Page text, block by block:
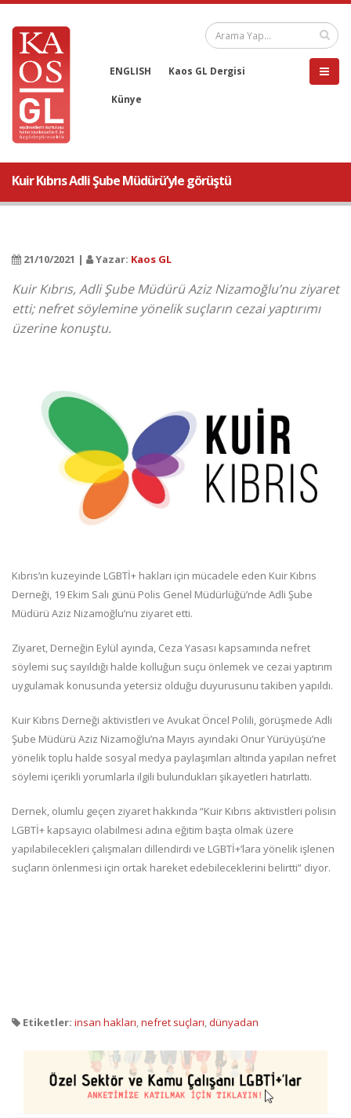
ENGLISH Kaos GL Dergisi
Künye
Kuir Kıbrıs Adli Şube Müdürü’yle görüştü
21/10/2021 | Yazar: Kaos GL
Kuir Kıbrıs, Adli Şube Müdürü Aziz Nizamoğlu’nu ziyaret
etti; nefret söylemine yönelik suçların cezai yaptırımı
üzerine konuştu.
Kıbrıs’ın kuzeyinde LGBTİ+ hakları için mücadele eden Kuir Kıbrıs
Derneği, 19 Ekim Salı günü Polis Genel Müdürlüğü’nde Adli Şube
Müdürü Aziz Nizamoğlu’nu ziyaret etti.
Ziyaret, Derneğin Eylül ayında, Ceza Yasası kapsamında nefret
söylemi suç sayıldığı halde kolluğun suçu önlemek ve cezai yaptırım
uygulamak konusunda yetersiz olduğu duyurusunu takiben yapıldı.
Kuir Kıbrıs Derneği aktivistleri ve Avukat Öncel Polili, görüşmede Adli
Şube Müdürü Aziz Nizamoğlu’na Mayıs ayındaki Onur Yürüyüşü’ne
yönelik toplu halde sosyal medya paylaşımları altında yapılan nefret
söylemi içerikli yorumlarla ilgili bulundukları şikayetleri hatırlattı.
Dernek, olumlu geçen ziyaret hakkında “Kuir Kıbrıs aktivistleri polisin
LGBTİ+ kapsayıcı olabilmesi adına eğitim başta olmak üzere
yapılabilecekleri çalışmaları dillendirdi ve LGBTİ+’lara yönelik işlenen
suçların önlenmesi için ortak hareket edebileceklerini belirtti” diyor.
Etiketler: insan hakları,nefret suçları,dünyadan